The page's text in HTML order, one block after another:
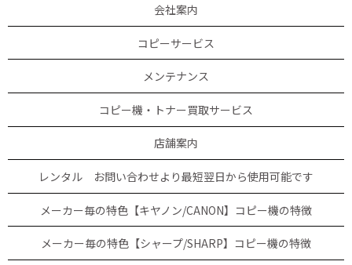
会社案内
コピーサービス
メンテナンス
コピー機・トナー買取サービス
店舗案内
レンタル お問い合わせより最短翌日から使用可能です
メーカー毎の特色【キヤノン/CANON】コピー機の特徴
メーカー毎の特色【シャープ/SHARP】コピー機の特徴